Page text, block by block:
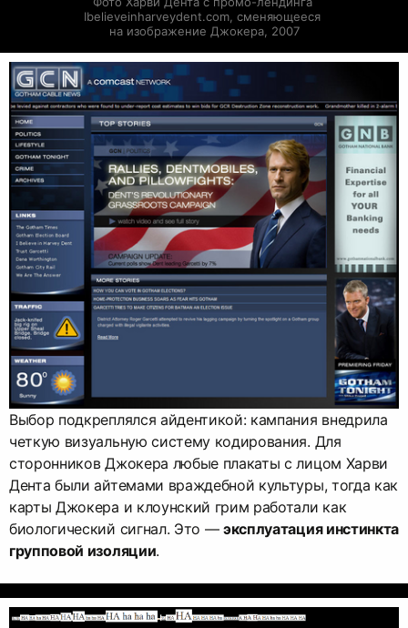
Ibelieveinharveydent.com, сменяющееся
на изображение Джокера, 2007
Выбор подкреплялся айдентикой: кампания внедрила
четкую визуальную систему кодирования. Для
сторонников Джокера любые плакаты с лицом Харви
Дента были айтемами враждебной культуры, тогда как
карты Джокера и клоунский грим работали как
биологический сигнал. Это —эксплуатация инстинкта
групповой изоляции.